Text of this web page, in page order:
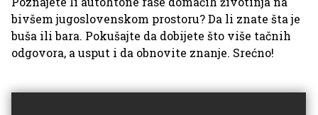
bivšem jugoslovenskom prostoru? Da li znate šta je
buša ili bara. Pokušajte da dobijete što više tačnih
odgovora, a usput i da obnovite znanje. Srećno!